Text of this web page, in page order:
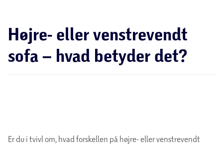
Højre- eller venstrevendt
sofa – hvad betyder det?
Er du i tvivl om, hvad forskellen på højre- eller venstrevendt